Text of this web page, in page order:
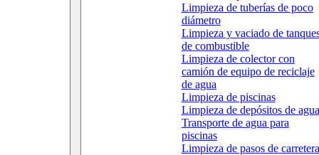
Limpieza de tuberías de poco
diámetro
Limpieza y vaciado de
de combustible
Limpieza de colector con
camión de equipo de reciclaje
de agua
Limpieza de piscinas
Limpieza de depósitos de agua
Transporte de agua para
piscinas
Limpieza de pasos de carretera